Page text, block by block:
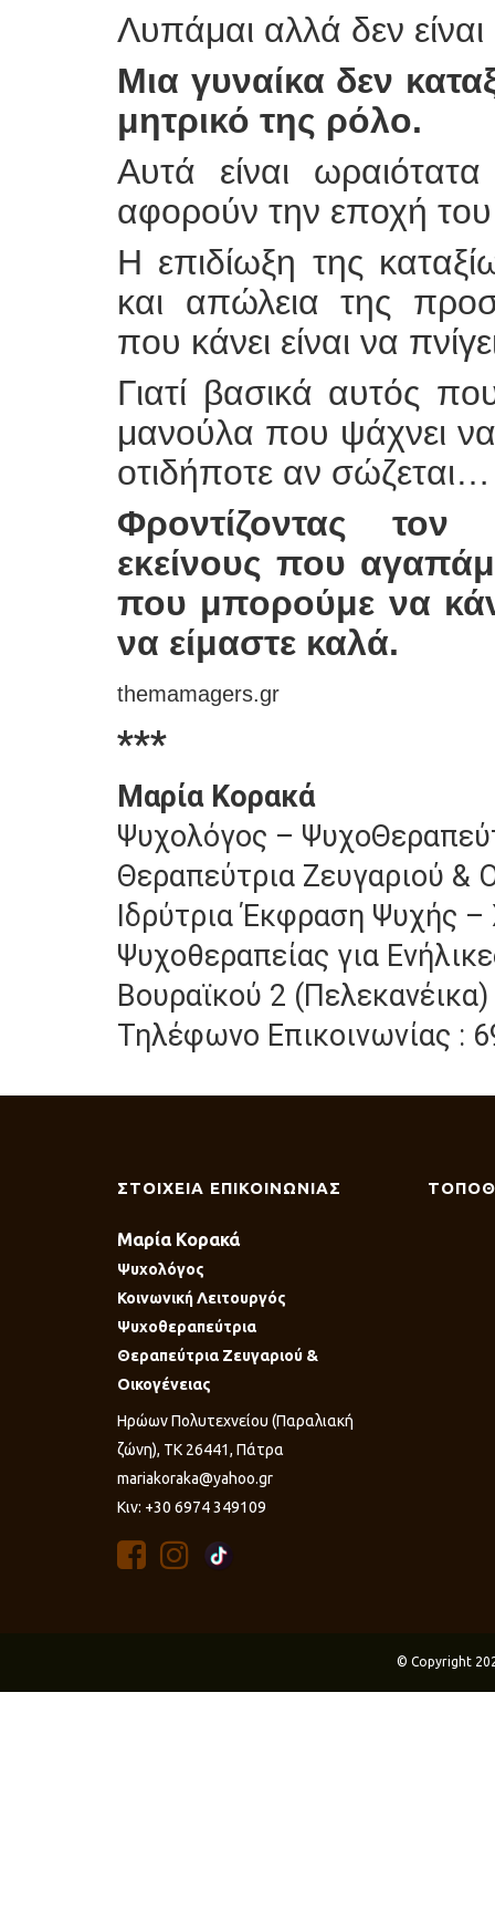
Λυπάμαι αλλά δεν είναι
Μια γυναίκα δεν
μητρικό της ρόλο.
Αυτά είναι
αφορούν την εποχή
Η επιδίωξη της
και απώλεια της
που κάνει είναι να
Γιατί βασικά αυτός
μανούλα που ψάχνει
οτιδήποτε αν σώζεται…
Φροντίζοντας τον
εκείνους που
που μπορούμε να
να είμαστε καλά.
themamagers.gr
***
Μαρία Κορακά
Ψυχολόγος –
Θεραπεύτρια Ζευγαριού &
Ιδρύτρια Έκφραση Ψυχής
Ψυχοθεραπείας για
Βουραϊκού 2
Τηλέφωνο Επικοινωνίας :
ΣΤΟΙΧΕΙΑ ΕΠΙΚΟΙΝΩΝΙΑΣ
Μαρία Κορακά
Ψυχολόγος
Κοινωνική Λειτουργός
Ψυχοθεραπεύτρια
Θεραπεύτρια Ζευγαριού &
Οικογένειας
Ηρώων Πολυτεχνείου (Παραλιακή
ζώνη), ΤΚ 26441, Πάτρα
mariakoraka@yahoo.gr
Κιν: +30 6974 349109
© Copyright